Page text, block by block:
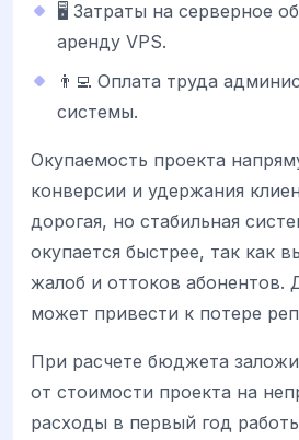
🖥️ Затраты на серверное
аренду VPS.
👨‍💻 Оплата труда
системы.
Окупаемость проекта
конверсии и удержания
дорогая, но стабильная
окупается быстрее, так как
жалоб и оттоков абонентов.
может привести к потере
При расчете бюджета
от стоимости проекта на
расходы в первый год